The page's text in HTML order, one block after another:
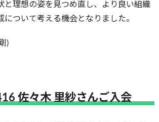
と理想の姿を見つめ直し、より良い組織
について考える機会となりました。
)
佐々木 里紗さんご入会